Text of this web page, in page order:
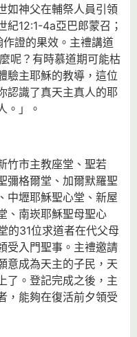
如神父在輔祭人員引領
紀12:1-4a亞巴郎蒙召；
證的果效。主禮講道
呢？有時慕道期可能枯
驗主耶穌的教導，這位
認識了真天主真人的耶
。」。
竹市主教座堂、聖若
彌格爾堂、加爾默羅聖
中壢耶穌聖心堂、新屋
、南崁耶穌聖母聖心
的31位求道者在代父母
受入門聖事。主禮邀請
意成為天主的子民，天
了。登記完成之後，主
，能夠在復活前夕領受